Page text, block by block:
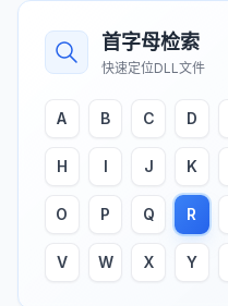
首字母检索
快速定位DLL文件
A B C D
H I J K
O P Q R
V W X Y